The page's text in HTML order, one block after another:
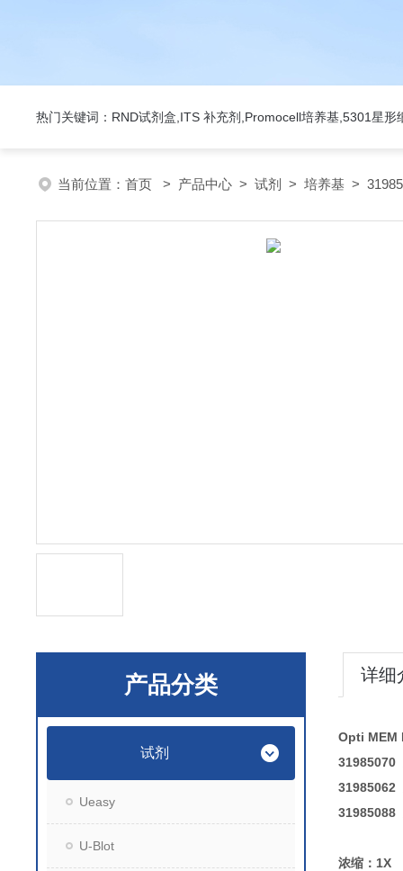
热门关键词：RND试剂盒,ITS 补充剂,Promocell培养基,5301星形
当前位置： 首页 > 产品中心 > 试剂 > 培养基 >
产品分类
试剂
Ueasy
U-Blot
详细
Opti MEM
31985070
31985062
31985088
浓缩：1X